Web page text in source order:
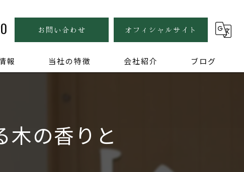
お問い合わせ オフィシャルサイト
報 当社の特徴
木の家
会社紹介 ブログ
木の香りと